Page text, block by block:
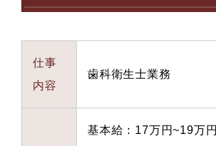
仕事
内容
歯科衛生士業務
基本給：17万円~19万円